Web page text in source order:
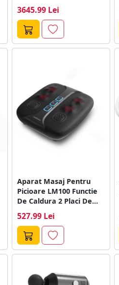
Negru
3645.99 Lei
Aparat Masaj Pentru
Picioare LM100 Functie
De Caldura 2 Placi De
527.99 Lei